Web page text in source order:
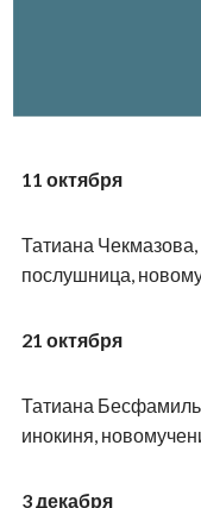
11 октября
Татиана
послушница,
21 октября
Татиана
инокиня,
3 декабря